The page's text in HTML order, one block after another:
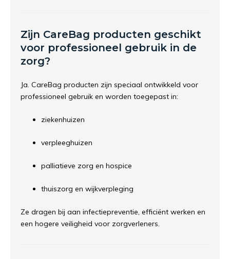
Zijn CareBag producten geschikt
voor professioneel gebruik in de
zorg?
Ja. CareBag producten zijn speciaal ontwikkeld voor
professioneel gebruik en worden toegepast in:
ziekenhuizen
verpleeghuizen
palliatieve zorg en hospice
thuiszorg en wijkverpleging
Ze dragen bij aan infectiepreventie, efficiënt werken en
een hogere veiligheid voor zorgverleners.